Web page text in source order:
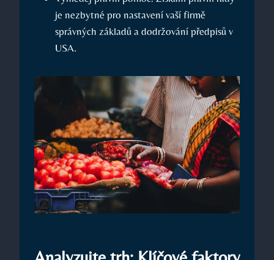
je nezbytné pro nastavení vaší firmě
správných základů a dodržování předpisů v
USA.